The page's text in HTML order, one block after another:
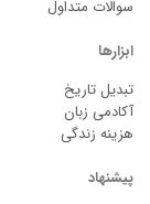
سوالات متداول
ابزارها
تبدیل تاریخ
آکادمی زبان
هزینه زندگی
پیشنهاد